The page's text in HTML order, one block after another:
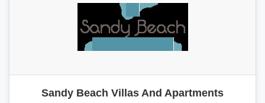
Sandy Beach Villas And Apartments